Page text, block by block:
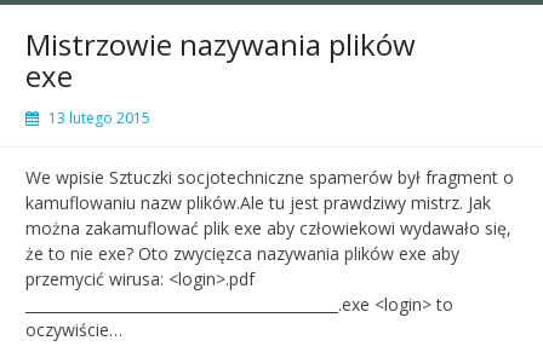
Mistrzowie nazywania plików
exe
13 lutego 2015
We wpisie Sztuczki socjotechniczne spamerów był fragment o
kamuflowaniu nazw plików.Ale tu jest prawdziwy mistrz. Jak
można zakamuflować plik exe aby człowiekowi wydawało się,
że to nie exe? Oto zwycięzca nazywania plików exe aby
przemycić wirusa: <login>.pdf
___________________________________________.exe <login> to
oczywiście…